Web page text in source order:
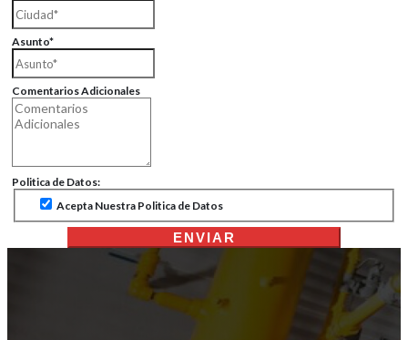
Asunto*
Comentarios Adicionales
Politica de Datos:
Acepta Nuestra Politica de Datos
ENVIAR